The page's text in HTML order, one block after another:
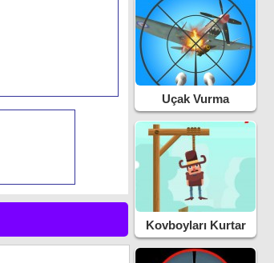
Uçak Vurma
Kovboyları Kurtar